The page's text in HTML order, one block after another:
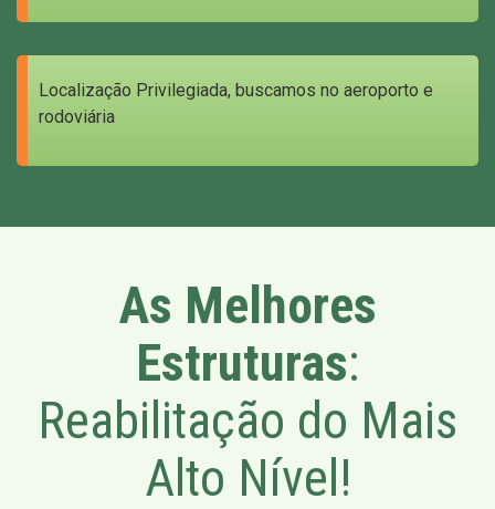
Localização Privilegiada, buscamos no aeroporto e
rodoviária
As Melhores
Estruturas:
Reabilitação do Mais
Alto Nível!